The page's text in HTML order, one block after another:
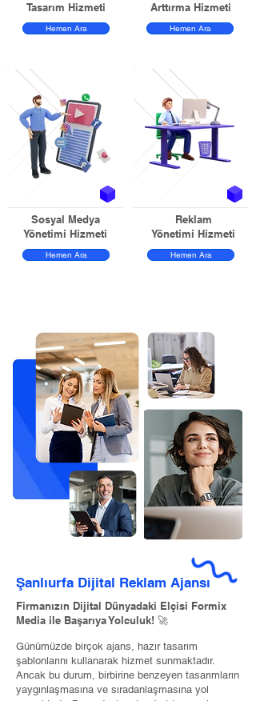
Tasarım Hizmeti
Hemen Ara
Arttırma Hizmeti
Hemen Ara
Sosyal Medya
Yönetimi Hizmeti
Hemen Ara
Reklam
Yönetimi Hizmeti
Hemen Ara
Şanlıurfa Dijital Reklam Ajansı
Firmanızın Dijital Dünyadaki Elçisi Formix
Media ile Başarıya Yolculuk! 🚀
Günümüzde birçok ajans, hazır tasarım
şablonlarını kullanarak hizmet sunmaktadır.
Ancak bu durum, birbirine benzeyen tasarımların
yaygınlaşmasına ve sıradanlaşmasına yol